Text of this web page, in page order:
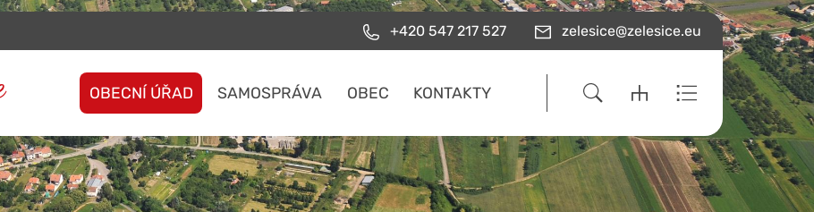
+420 547 217 527 zelesice@zelesice.eu
OBECNÍ ÚŘAD SAMOSPRÁVA OBEC KONTAKTY